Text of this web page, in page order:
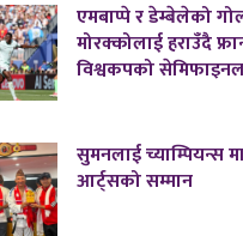
एमबाप्पे र डेम्बेलेको
मोरक्कोलाई हराउँदै
विश्वकपको
सुमनलाई च्याम्पियन्स
आर्ट्सको सम्मान